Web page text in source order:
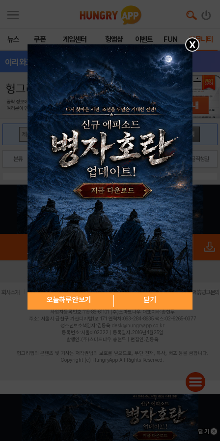
뉴스 쿠폰 게임센터 헝앱샵 이벤트 FUN 커뮤니티
이리와고양아-본격냥 - 전체글보기
검색
분류 제목 닉네임 글작성일
X
오늘하루 안보기 닫기
로그인 PC버전 전체앱
회사소개 이용약관 | 개인정보 처리방침 | 청소년 보호정책 | 불법촬영물 신고센터 | 제휴광고문의
사업자등록번호:119-86-61101 (주)스마트나우 대표이사:송현두
주소: 서울시 금천구 가산디지털1로 171 연락처:063-284-8635 팩스:02-6265-0377
청소년보호책임자:김동욱 desk@hungryapp.co.kr
등록번호:서울아02322 | 등록일자:2016년4월25일
발행인:(주)스마트나우 송현두 | 편집인:김동욱
헝그리앱의 콘텐츠 및 기사는 저작권법의 보호를 받으므로, 무단 전재, 복사, 배포 등을 금합니다.
Copyright (c) HungryApp All Rights Reserved.